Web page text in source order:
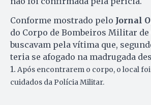
Conforme mostrado pelo Jornal
do Corpo de Bombeiros Militar de
buscavam pela vítima que,
teria se afogado na madrugada
1. Após encontrarem o corpo, o local
cuidados da Polícia Militar.